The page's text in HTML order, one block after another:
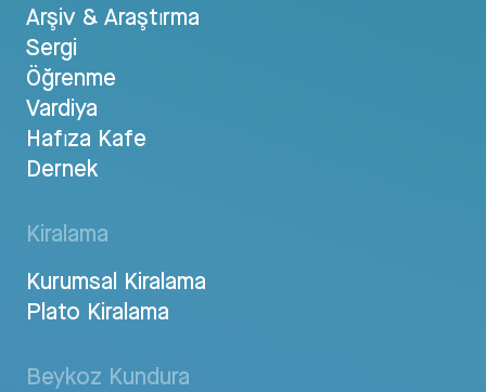
Arşiv & Araştırma
Sergi
Öğrenme
Vardiya
Hafıza Kafe
Dernek
Kiralama
Kurumsal Kiralama
Plato Kiralama
Beykoz Kundura